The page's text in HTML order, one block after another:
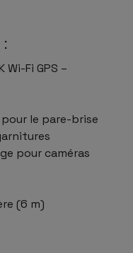
Wi-Fi GPS –
le pare-brise
pour caméras
(6 m)